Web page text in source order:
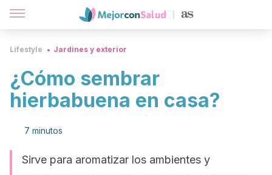
Lifestyle Jardines y exterior
¿Cómo sembrar
hierbabuena en casa?
7 minutos
Sirve para aromatizar los ambientes y